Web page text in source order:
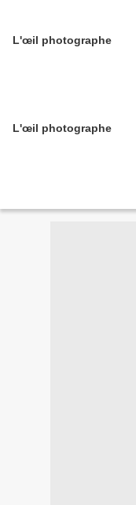
L'œil photographe
L'œil photographe